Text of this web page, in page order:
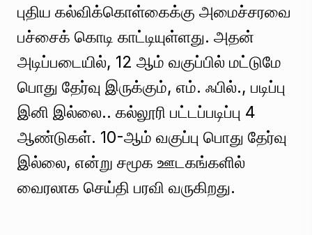
புதிய கல்விக்கொள்கைக்கு அமைச்சரவை
பச்சைக் கொடி காட்டியுள்ளது. அதன்
அடிப்படையில், 12 ஆம் வகுப்பில் மட்டுமே
பொது தேர்வு இருக்கும், எம். ஃபில்., படிப்பு
இனி இல்லை.. கல்லூரி பட்டப்படிப்பு 4
ஆண்டுகள். 10-ஆம் வகுப்பு பொது தேர்வு
இல்லை, என்று சமூக ஊடகங்களில்
வைரலாக செய்தி பரவி வருகிறது.